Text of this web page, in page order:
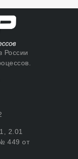
России
2.01
449 от